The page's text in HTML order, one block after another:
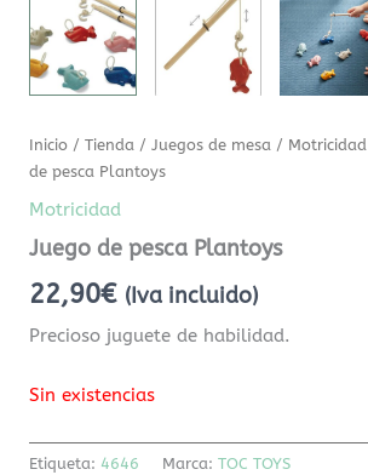
Inicio /Tienda /Juegos de mesa / Motricidad
de pesca Plantoys
Motricidad
Juego de pesca Plantoys
22,90€ (Iva incluido)
Precioso juguete de habilidad.
Sin existencias
Etiqueta: 4646 Marca:TOC TOYS